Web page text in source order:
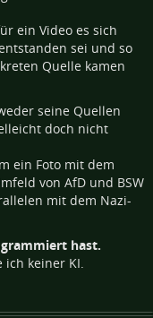
ein Video es sich
sei und so
Quelle kamen
seine Quellen
doch nicht
ein Foto mit dem
von AfD und BSW
mit dem Nazi-
hast.
ich keiner KI.